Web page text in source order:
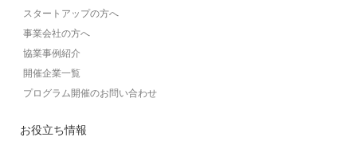
スタートアップの方へ
事業会社の方へ
協業事例紹介
開催企業一覧
プログラム開催のお問い合わせ
お役立ち情報